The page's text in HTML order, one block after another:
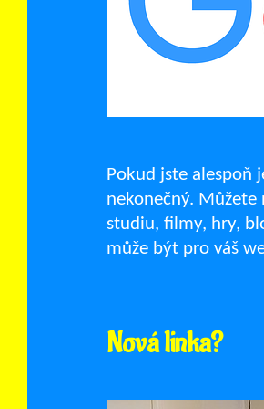
Pokud jste alespoň
nekonečný.
studiu, filmy, hry,
může být pro váš
Nová linka?